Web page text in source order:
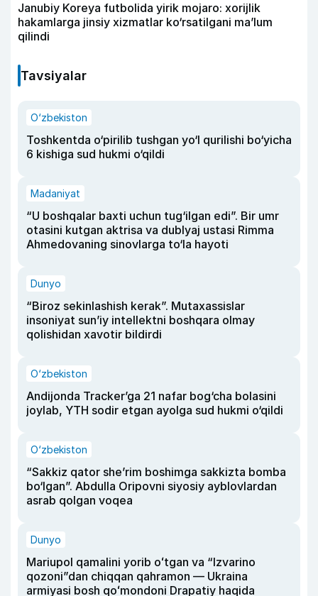
Janubiy Koreya futbolida yirik mojaro: xorijlik
hakamlarga jinsiy xizmatlar ko‘rsatilgani ma’lum
qilindi
Tavsiyalar
O‘zbekiston
Toshkentda o‘pirilib tushgan yo‘l qurilishi bo‘yicha
6 kishiga sud hukmi o‘qildi
Madaniyat
“U boshqalar baxti uchun tug‘ilgan edi”. Bir umr
otasini kutgan aktrisa va dublyaj ustasi Rimma
Ahmedovaning sinovlarga to‘la hayoti
Dunyo
“Biroz sekinlashish kerak”. Mutaxassislar
insoniyat sun’iy intellektni boshqara olmay
qolishidan xavotir bildirdi
O‘zbekiston
Andijonda Tracker’ga 21 nafar bog‘cha bolasini
joylab, YTH sodir etgan ayolga sud hukmi o‘qildi
O‘zbekiston
“Sakkiz qator she’rim boshimga sakkizta bomba
bo‘lgan”. Abdulla Oripovni siyosiy ayblovlardan
asrab qolgan voqea
Dunyo
Mariupol qamalini yorib oʻtgan va “Izvarino
qozoni”dan chiqqan qahramon — Ukraina
armiyasi bosh qoʻmondoni Drapatiy haqida